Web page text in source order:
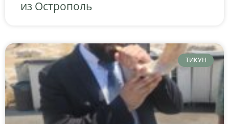
из Острополь
ТИКУН